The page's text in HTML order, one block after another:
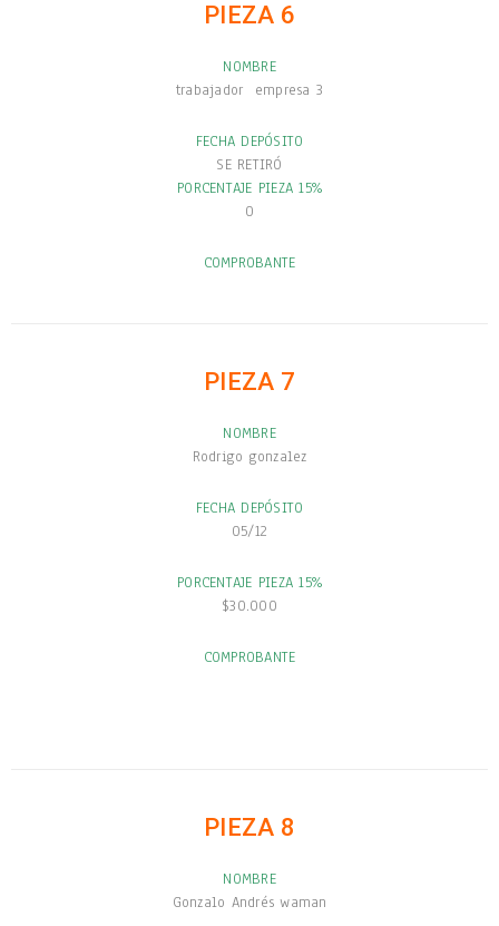
PIEZA 6
NOMBRE
trabajador empresa 3
FECHA DEPÓSITO
SE RETIRÓ
PORCENTAJE PIEZA 15%
0
COMPROBANTE
PIEZA 7
NOMBRE
Rodrigo gonzalez
FECHA DEPÓSITO
05/12
PORCENTAJE PIEZA 15%
$30.000
COMPROBANTE
PIEZA 8
NOMBRE
Gonzalo Andrés waman